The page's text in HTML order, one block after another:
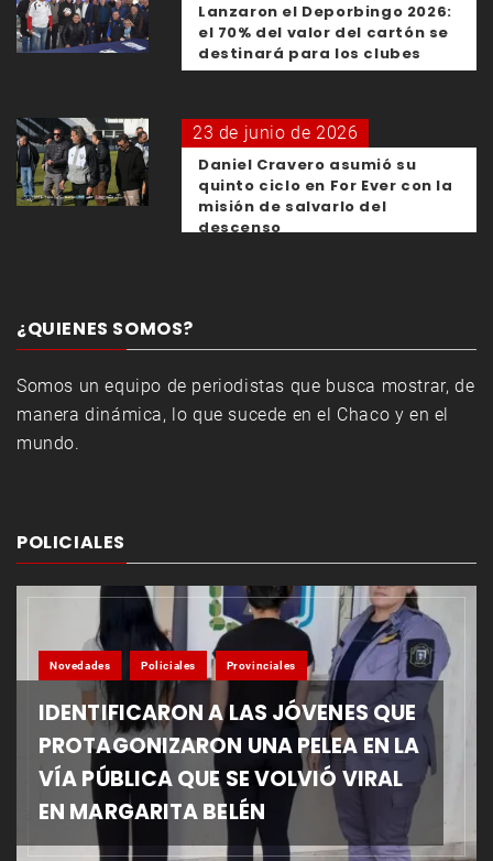
Lanzaron el Deporbingo 2026:
el 70% del valor del cartón se
destinará para los clubes
23 de junio de 2026
Daniel Cravero asumió su
quinto ciclo en For Ever con la
misión de salvarlo del
descenso
¿QUIENES SOMOS?
Somos un equipo de periodistas que busca mostrar, de
manera dinámica, lo que sucede en el Chaco y en el
mundo.
POLICIALES
Novedades Policiales Provinciales
IDENTIFICARON A LAS JÓVENES QUE
PROTAGONIZARON UNA PELEA EN LA
VÍA PÚBLICA QUE SE VOLVIÓ VIRAL
EN MARGARITA BELÉN